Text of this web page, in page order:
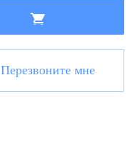
Перезвоните мне